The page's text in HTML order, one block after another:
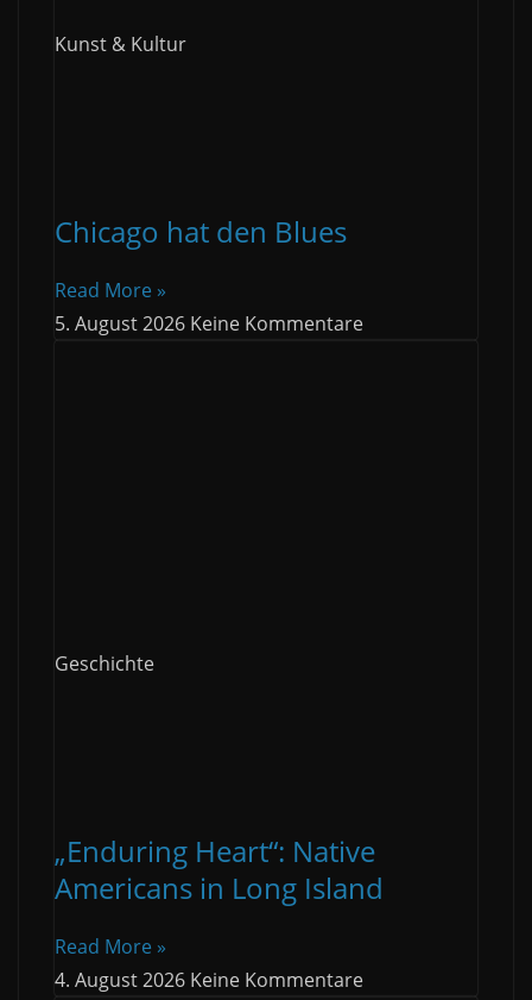
Kunst & Kultur
Chicago hat den Blues
Read More »
5. August 2026 Keine Kommentare
Geschichte
„Enduring Heart“: Native
Americans in Long Island
Read More »
4. August 2026 Keine Kommentare